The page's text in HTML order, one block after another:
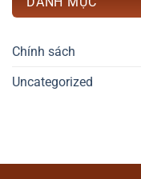
Chính sách
Uncategorized